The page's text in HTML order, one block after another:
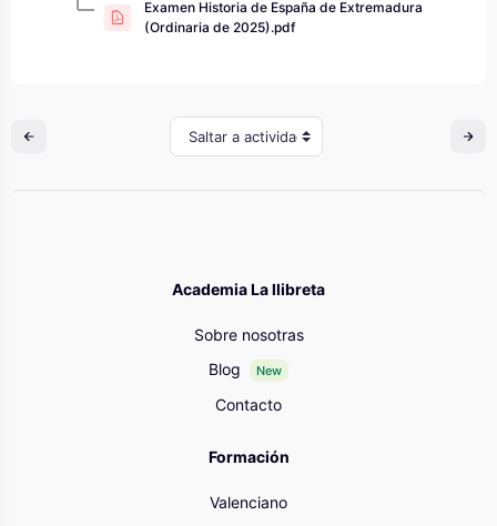
Examen Historia de España de Extremadura
(Ordinaria de 2025).pdf
Saltar a actividad
Academia La llibreta
Sobre nosotras
Blog
New
Contacto
Formación
Valenciano